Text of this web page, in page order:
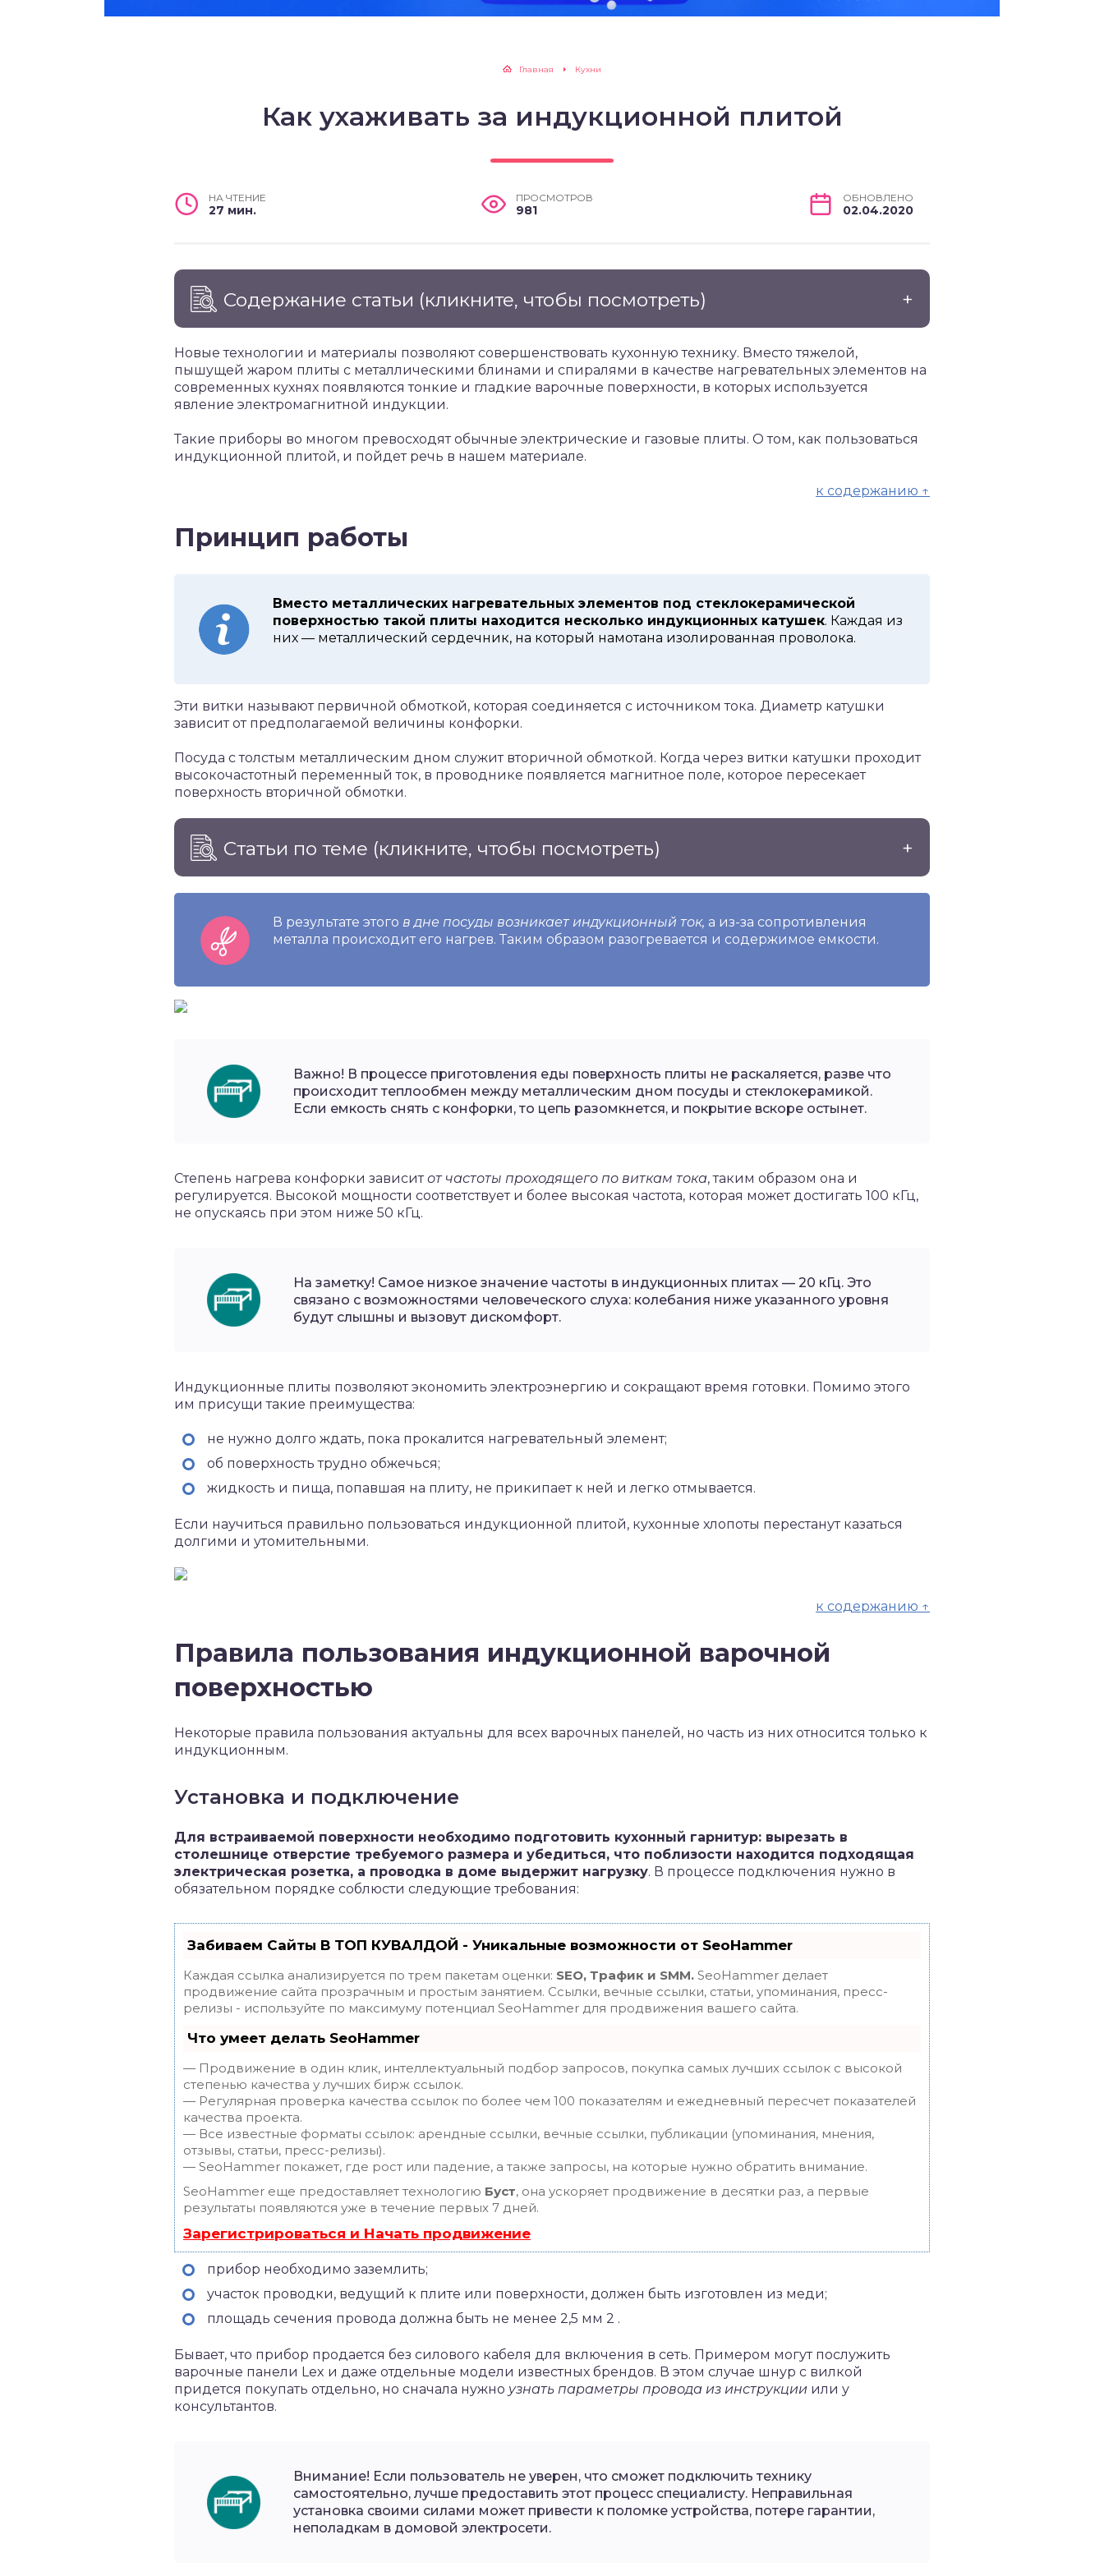
Главная Кухни
Как ухаживать за индукционной плитой
НА ЧТЕНИЕ
27 мин.
ПРОСМОТРОВ
981
ОБНОВЛЕНО
02.04.2020
Содержание статьи (кликните, чтобы посмотреть)
Новые технологии и материалы позволяют совершенствовать кухонную технику. Вместо тяжелой,
пышущей жаром плиты с металлическими блинами и спиралями в качестве нагревательных элементов на
современных кухнях появляются тонкие и гладкие варочные поверхности, в которых используется
явление электромагнитной индукции.
Такие приборы во многом превосходят обычные электрические и газовые плиты. О том, как пользоваться
индукционной плитой, и пойдет речь в нашем материале.
к содержанию ↑
Принцип работы
Вместо металлических нагревательных элементов под стеклокерамической
поверхностью такой плиты находится несколько индукционных катушек. Каждая из
них — металлический сердечник, на который намотана изолированная проволока.
Эти витки называют первичной обмоткой, которая соединяется с источником тока. Диаметр катушки
зависит от предполагаемой величины конфорки.
Посуда с толстым металлическим дном служит вторичной обмоткой. Когда через витки катушки проходит
высокочастотный переменный ток, в проводнике появляется магнитное поле, которое пересекает
поверхность вторичной обмотки.
Статьи по теме (кликните, чтобы посмотреть)
В результате этого в дне посуды возникает индукционный ток, а из-за сопротивления
металла происходит его нагрев. Таким образом разогревается и содержимое емкости.
Важно! В процессе приготовления еды поверхность плиты не раскаляется, разве что
происходит теплообмен между металлическим дном посуды и стеклокерамикой.
Если емкость снять с конфорки, то цепь разомкнется, и покрытие вскоре остынет.
Степень нагрева конфорки зависитот частоты проходящего по виткам тока, таким образом она и
регулируется. Высокой мощности соответствует и более высокая частота, которая может достигать 100 кГц,
не опускаясь при этом ниже 50 кГц.
На заметку! Самое низкое значение частоты в индукционных плитах — 20 кГц. Это
связано с возможностями человеческого слуха: колебания ниже указанного уровня
будут слышны и вызовут дискомфорт.
Индукционные плиты позволяют экономить электроэнергию и сокращают время готовки. Помимо этого
им присущи такие преимущества:
не нужно долго ждать, пока прокалится нагревательный элемент;
об поверхность трудно обжечься;
жидкость и пища, попавшая на плиту, не прикипает к ней и легко отмывается.
Если научиться правильно пользоваться индукционной плитой, кухонные хлопоты перестанут казаться
долгими и утомительными.
к содержанию ↑
Правила пользования индукционной варочной
поверхностью
Некоторые правила пользования актуальны для всех варочных панелей, но часть из них относится только к
индукционным.
Установка и подключение
Для встраиваемой поверхности необходимо подготовить кухонный гарнитур: вырезать в
столешнице отверстие требуемого размера и убедиться, что поблизости находится подходящая
электрическая розетка, а проводка в доме выдержит нагрузку. В процессе подключения нужно в
обязательном порядке соблюсти следующие требования:
Забиваем Сайты В ТОП КУВАЛДОЙ - Уникальные возможности от SeoHammer
Каждая ссылка анализируется по трем пакетам оценки: SEO, Трафик и SMM. SeoHammer делает
продвижение сайта прозрачным и простым занятием. Ссылки, вечные ссылки, статьи, упоминания, пресс-
релизы - используйте по максимуму потенциал SeoHammer для продвижения вашего сайта.
Что умеет делать SeoHammer
— Продвижение в один клик, интеллектуальный подбор запросов, покупка самых лучших ссылок с высокой
степенью качества у лучших бирж ссылок.
— Регулярная проверка качества ссылок по более чем 100 показателям и ежедневный пересчет показателей
качества проекта.
— Все известные форматы ссылок: арендные ссылки, вечные ссылки, публикации (упоминания, мнения,
отзывы, статьи, пресс-релизы).
— SeoHammer покажет, где рост или падение, а также запросы, на которые нужно обратить внимание.
SeoHammer еще предоставляет технологию Буст, она ускоряет продвижение в десятки раз, а первые
результаты появляются уже в течение первых 7 дней.
Зарегистрироваться и Начать продвижение
прибор необходимо заземлить;
участок проводки, ведущий к плите или поверхности, должен быть изготовлен из меди;
площадь сечения провода должна быть не менее 2,5 мм 2 .
Бывает, что прибор продается без силового кабеля для включения в сеть. Примером могут послужить
варочные панели Lex и даже отдельные модели известных брендов. В этом случае шнур с вилкой
придется покупать отдельно, но сначала нужно узнать параметры провода из инструкции или у
консультантов.
Внимание! Если пользователь не уверен, что сможет подключить технику
самостоятельно, лучше предоставить этот процесс специалисту. Неправильная
установка своими силами может привести к поломке устройства, потере гарантии,
неполадкам в домовой электросети.